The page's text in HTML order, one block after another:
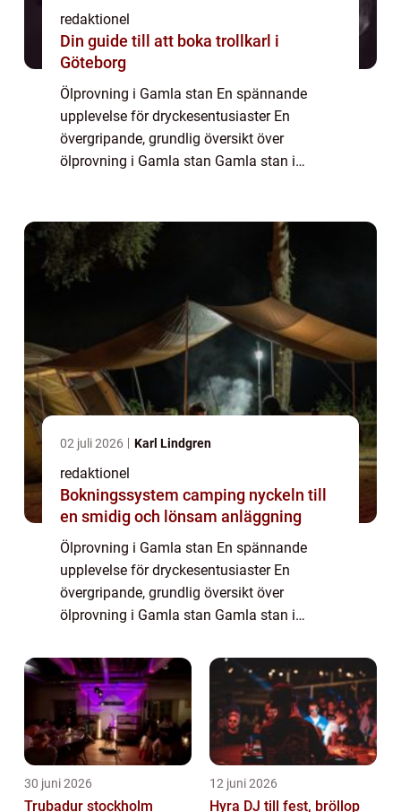
redaktionel
Din guide till att boka trollkarl i
Göteborg
Ölprovning i Gamla stan En spännande
upplevelse för dryckesentusiaster En
övergripande, grundlig översikt över
ölprovning i Gamla stan Gamla stan i
Men det är inte bara...
02 juli 2026 Karl Lindgren
redaktionel
Bokningssystem camping nyckeln till
en smidig och lönsam anläggning
Ölprovning i Gamla stan En spännande
upplevelse för dryckesentusiaster En
övergripande, grundlig översikt över
ölprovning i Gamla stan Gamla stan i
historiska charm och kulturella betydelse.
Men det är inte bara...
30 juni 2026
Trubadur stockholm
12 juni 2026
Hyra DJ till fest, bröllop